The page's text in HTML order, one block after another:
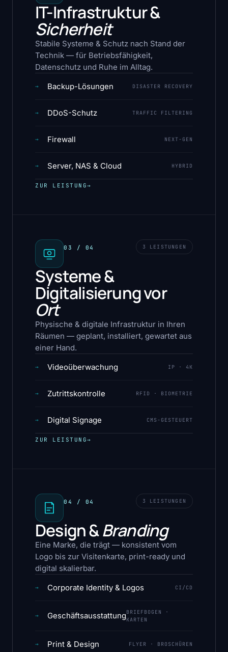
IT-Infrastruktur &
Sicherheit
Stabile Systeme & Schutz nach Stand der
Technik — für Betriebsfähigkeit,
Datenschutz und Ruhe im Alltag.
→ Backup-Lösungen DISASTER RECOVERY
→ DDoS-Schutz TRAFFIC FILTERING
→ Firewall NEXT-GEN
→ Server, NAS & Cloud HYBRID
ZUR LEISTUNG→
03 / 04 3 LEISTUNGEN
Systeme &
Digitalisierung vor
Ort
Physische & digitale Infrastruktur in Ihren
Räumen — geplant, installiert, gewartet aus
einer Hand.
→ Videoüberwachung IP · 4K
→ Zutrittskontrolle RFID · BIOMETRIE
→ Digital Signage CMS-GESTEUERT
ZUR LEISTUNG→
04 / 04 3 LEISTUNGEN
Design &Branding
Eine Marke, die trägt — konsistent vom
Logo bis zur Visitenkarte, print-ready und
digital skalierbar.
→ Corporate Identity & Logos CI/CD
→ GeschäftsausstattungBRIEFBOGEN ·
KARTEN
→ Print & Design FLYER · BROSCHÜREN